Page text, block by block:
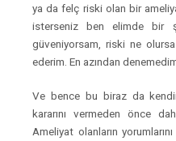
ya da felç riski olan bir
isterseniz ben elimde bir
güveniyorsam, riski ne
ederim. En azından
Ve bence bu biraz da
kararını vermeden önce
Ameliyat olanların